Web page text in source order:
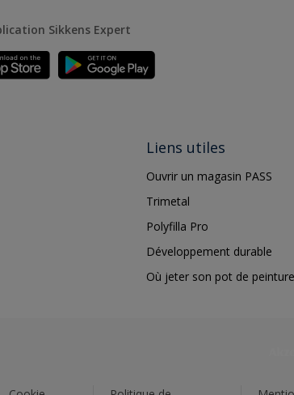
Sikkens Expert
Liens utiles
Ouvrir un magasin PASS
Trimetal
Polyfilla Pro
Développement durable
Où jeter son pot de